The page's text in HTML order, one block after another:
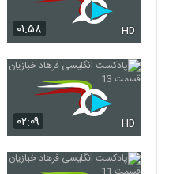
۰۱:۵۸ HD
۰۲:۰۹ HD